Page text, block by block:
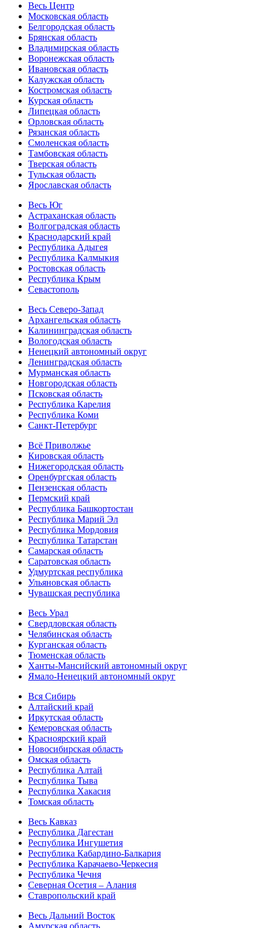
Весь Центр
Московская область
Белгородская область
Брянская область
Владимирская область
Воронежская область
Ивановская область
Калужская область
Костромская область
Курская область
Липецкая область
Орловская область
Рязанская область
Смоленская область
Тамбовская область
Тверская область
Тульская область
Ярославская область
Весь Юг
Астраханская область
Волгоградская область
Краснодарский край
Республика Адыгея
Республика Калмыкия
Ростовская область
Республика Крым
Севастополь
Весь Северо-Запад
Архангельская область
Калининградская область
Вологодская область
Ненецкий автономный округ
Ленинградская область
Мурманская область
Новгородская область
Псковская область
Республика Карелия
Республика Коми
Санкт-Петербург
Всё Приволжье
Кировская область
Нижегородская область
Оренбургская область
Пензенская область
Пермский край
Республика Башкортостан
Республика Марий Эл
Республика Мордовия
Республика Татарстан
Самарская область
Саратовская область
Удмуртская республика
Ульяновская область
Чувашская республика
Весь Урал
Свердловская область
Челябинская область
Курганская область
Тюменская область
Ханты-Мансийский автономный округ
Ямало-Ненецкий автономный округ
Вся Сибирь
Алтайский край
Иркутская область
Кемеровская область
Красноярский край
Новосибирская область
Омская область
Республика Алтай
Республика Тыва
Республика Хакасия
Томская область
Весь Кавказ
Республика Дагестан
Республика Ингушетия
Республика Кабардино-Балкария
Республика Карачаево-Черкесия
Республика Чечня
Северная Осетия – Алания
Ставропольский край
Весь Дальний Восток
Амурская область